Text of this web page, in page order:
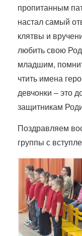
пропитанным
настал самый
клятвы и
любить свою
младшим,
чтить имена
девчонки – это
защитникам
Поздравляем
группы с